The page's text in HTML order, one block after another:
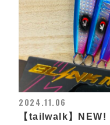
2024.11.06
【tailwalk】